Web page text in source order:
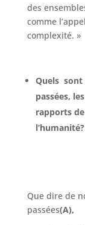
des
comme
complexité. »
Quels sont
passées,
rapports
l’humanité?
Que dire de
passées(A),